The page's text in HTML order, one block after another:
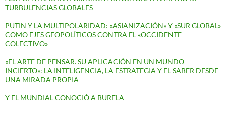
TURBULENCIAS GLOBALES
PUTIN Y LA MULTIPOLARIDAD: «ASIANIZACIÓN» Y «SUR GLOBAL»
COMO EJES GEOPOLÍTICOS CONTRA EL «OCCIDENTE
COLECTIVO»
«EL ARTE DE PENSAR. SU APLICACIÓN EN UN MUNDO
INCIERTO»: LA INTELIGENCIA, LA ESTRATEGIA Y EL SABER DESDE
UNA MIRADA PROPIA
Y EL MUNDIAL CONOCIÓ A BURELA